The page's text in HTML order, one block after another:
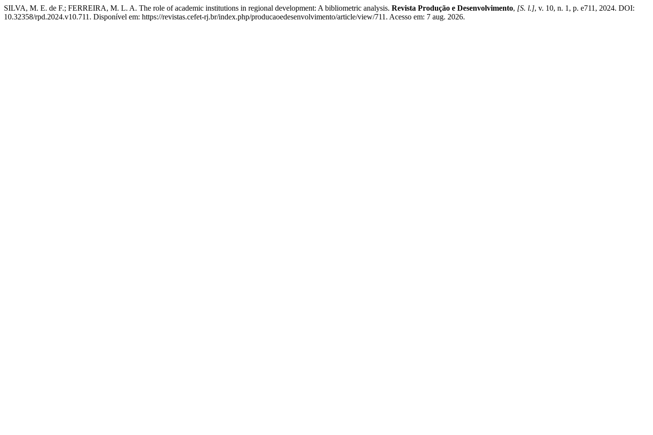
SILVA, M. E. de F.; FERREIRA, M. L. A. The role of academic institutions in regional development: A bibliometric analysis. Revista Produção e Desenvolvimento, [S. l.], v. 10, n. 1, p. e711, 2024. DOI:
10.32358/rpd.2024.v10.711. Disponível em: https://revistas.cefet-rj.br/index.php/producaoedesenvolvimento/article/view/711. Acesso em: 7 aug. 2026.